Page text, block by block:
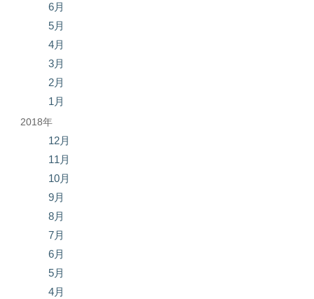
6月
5月
4月
3月
2月
1月
2018年
12月
11月
10月
9月
8月
7月
6月
5月
4月